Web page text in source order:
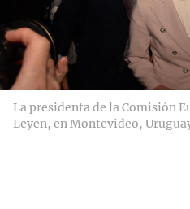
La presidenta de la Comisión
Leyen, en Montevideo,